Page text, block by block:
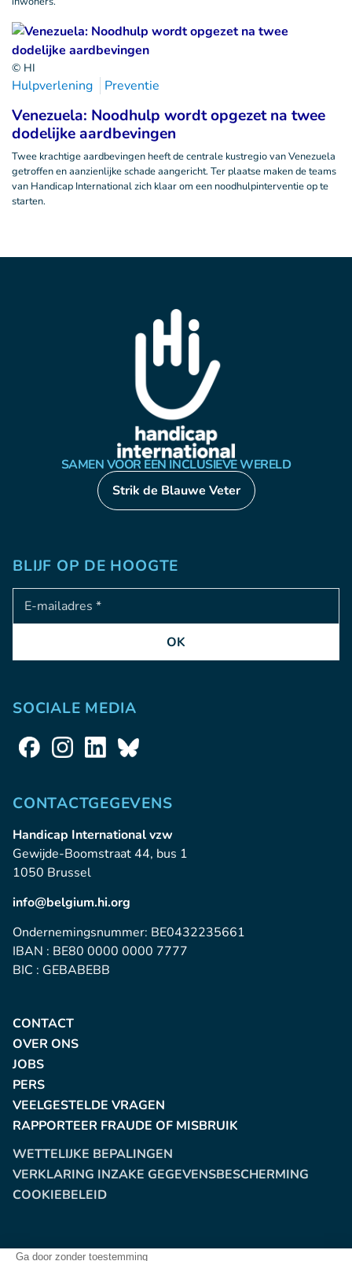
© HI
Hulpverlening Preventie
Venezuela: Noodhulp wordt opgezet na twee
dodelijke aardbevingen
Twee krachtige aardbevingen heeft de centrale kustregio van Venezuela
getroffen en aanzienlijke schade aangericht. Ter plaatse maken de teams
van Handicap International zich klaar om een noodhulpinterventie op te
starten.
SAMEN VOOR EEN INCLUSIEVE WERELD
Strik de Blauwe Veter
BLIJF OP DE HOOGTE
Adresse e-mail
OK
SOCIALE MEDIA
CONTACTGEGEVENS
Handicap International vzw
Gewijde-Boomstraat 44, bus 1
1050 Brussel
info@belgium.hi.org
Ondernemingsnummer: BE0432235661
IBAN : BE80 0000 0000 7777
BIC : GEBABEBB
CONTACT
OVER ONS
JOBS
PERS
VEELGESTELDE VRAGEN
RAPPORTEER FRAUDE OF MISBRUIK
WETTELIJKE BEPALINGEN
VERKLARING INZAKE GEGEVENSBESCHERMING
COOKIEBELEID